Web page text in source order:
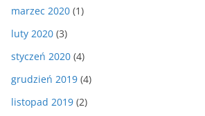
marzec 2020 (1)
luty 2020 (3)
styczeń 2020 (4)
grudzień 2019 (4)
listopad 2019 (2)